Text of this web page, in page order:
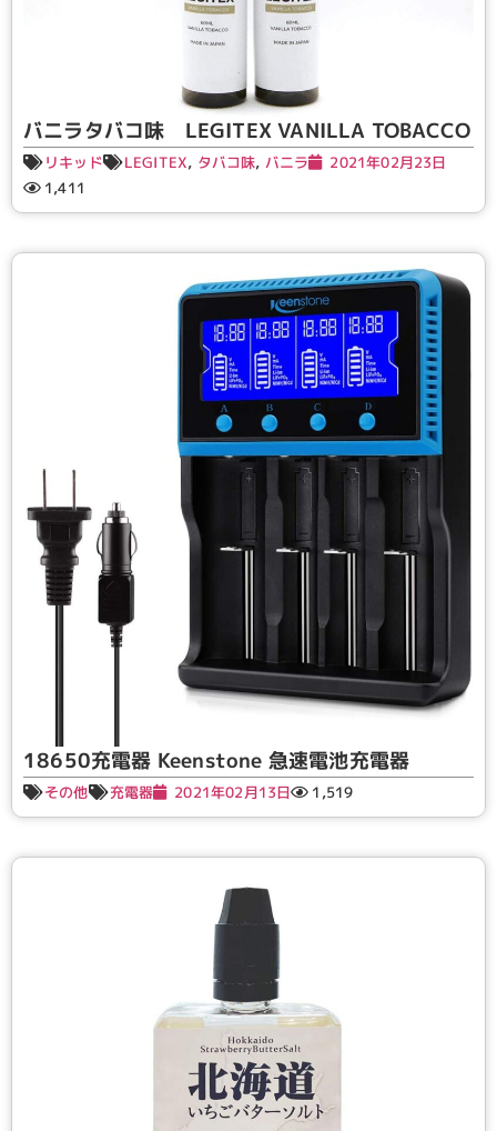
バニラタバコ味 LEGITEX VANILLA TOBACCO
リキッド LEGITEX, タバコ味, バニラ
2021年02月23日
1,411
18650充電器 Keenstone 急速電池充電器
その他 充電器 2021年02月13日 1,519